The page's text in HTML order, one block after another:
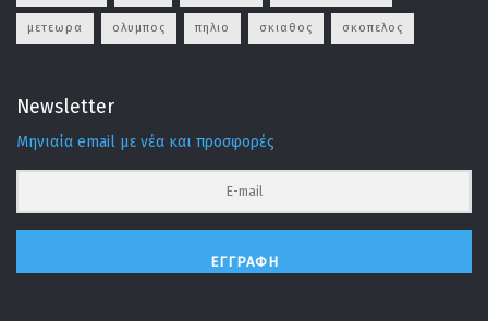
μετεωρα ολυμπος πηλιο σκιαθος σκοπελος
Newsletter
Μηνιαία email με νέα και προσφορές
ΕΓΓΡΑΦΉ